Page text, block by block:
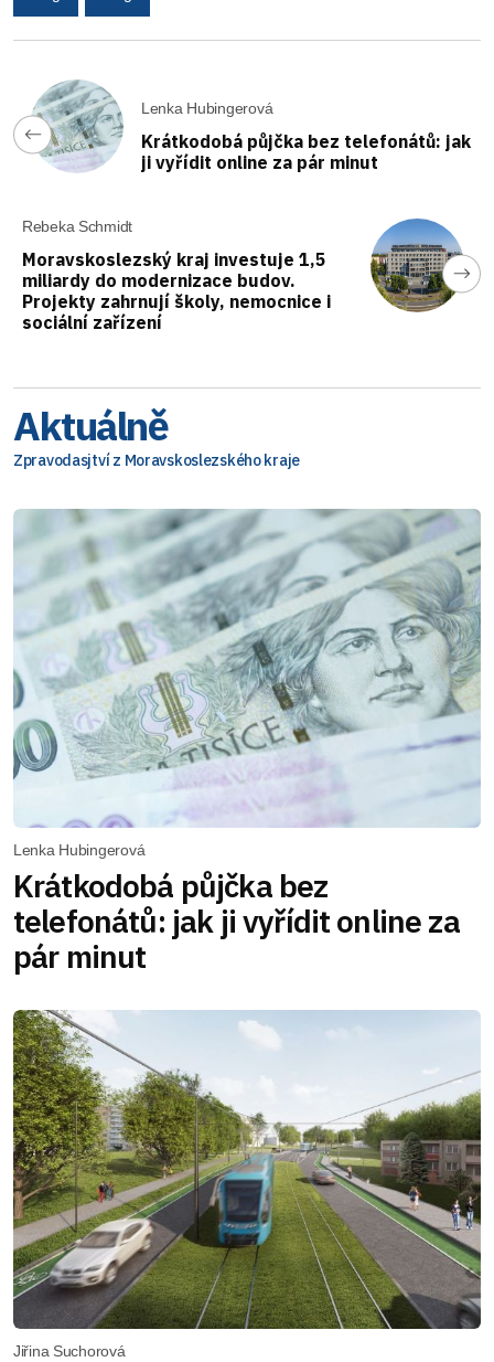
Lenka Hubingerová
Krátkodobá půjčka bez telefonátů: jak
ji vyřídit online za pár minut
Rebeka Schmidt
Moravskoslezský kraj investuje 1,5
miliardy do modernizace budov.
Projekty zahrnují školy, nemocnice i
sociální zařízení
Aktuálně
Zpravodasjtví z Moravskoslezského kraje
Lenka Hubingerová
Krátkodobá půjčka bez
telefonátů: jak ji vyřídit online za
pár minut
Jiřina Suchorová